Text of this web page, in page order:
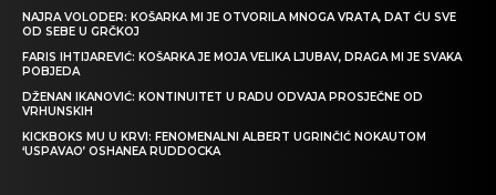
NAJRA VOLODER: KOŠARKA MI JE OTVORILA MNOGA VRATA, DAT ĆU SVE
OD SEBE U GRČKOJ
FARIS IHTIJAREVIĆ: KOŠARKA JE MOJA VELIKA LJUBAV, DRAGA MI JE SVAKA
POBJEDA
DŽENAN IKANOVIĆ: KONTINUITET U RADU ODVAJA PROSJEČNE OD
VRHUNSKIH
KICKBOKS MU U KRVI: FENOMENALNI ALBERT UGRINČIĆ NOKAUTOM
‘USPAVAO’ OSHANEA RUDDOCKA